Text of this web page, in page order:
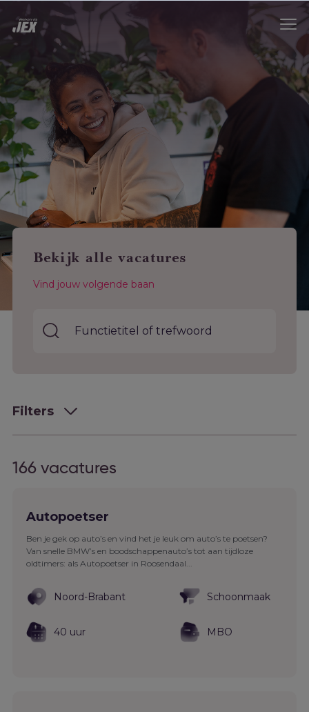
Bekijk alle vacatures
Vind jouw volgende baan
Filters
166 vacatures
Autopoetser
Ben je gek op auto’s en vind het je leuk om auto’s te poetsen?
Van snelle BMW’s en boodschappenauto’s tot aan tijdloze
oldtimers: als Autopoetser in Roosendaal...
Noord-Brabant Schoonmaak
40 uur MBO